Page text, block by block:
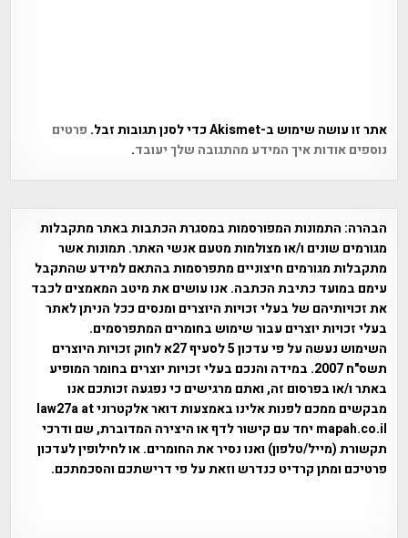
אתר זו עושה שימוש ב-Akismet כדי לסנן תגובות זבל.
פרטים
נוספים אודות איך המידע מהתגובה שלך יעובד.
הבהרה: התמונות המפורסמות במסגרת הכתבות באתר מתקבלות
מגורמים שונים ו/או מצולמות מטעם אנשי האתר. תמונות אשר
מתקבלות מגורמים חיצוניים מתפרסמות בהתאם למידע שהתקבל
עימם במועד כתיבת הכתבה. אנו עושים את מיטב המאמצים לכבד
את זכויותיהם של בעלי זכויות היוצרים ומנסים ככל הניתן לאתר
בעלי זכויות יוצרים עבור שימוש בחומרים המתפרסמים.
השימוש נעשה על פי עדכון 5 לסעיף 27א לחוק זכויות היוצרים
תשס"ח 2007. במידה והנכם בעלי זכויות יוצרים בחומר המופיע
באתר ו/או בפרסום זה, ואתם מרגישים כי נפגעה זכותכם אנו
מבקשים ממכם לפנות אלינו באמצעות דואר אלקטרוני law27a at
mapah.co.il יחד עם קישור לדף או היצירה המדוברת, שם ודרכי
תקשורת (מייל/טלפון) ואנו נסיר את החומרים. או לחילופין לעדכון
פרטיכם ומתן קרדיט כנדרש וזאת על פי דרישתכם והסכמתכם.